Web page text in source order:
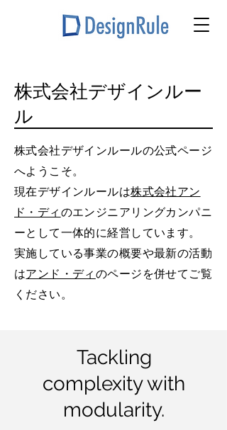
株式会社​デザインルー
ル
株式会社デザインルールの公式ページ
へようこそ。
現在デザインルールは株式会社アン
ド・ディ のエンジニアリングカンパニ
ーとして一体的に経営しています。
実施している事業の概要や最新の活動
はアンド・ディ のページを併せてご覧
ください。
Tackling
complexity with
modularity.